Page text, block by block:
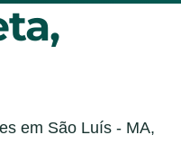
em São Luís - MA,